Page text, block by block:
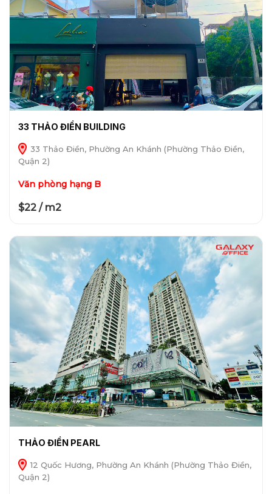
33 THẢO ĐIỀN BUILDING
33 Thảo Điền, Phường An Khánh (Phường Thảo Điền,
Quận 2)
Văn phòng hạng B
$22 / m2
THẢO ĐIỀN PEARL
12 Quốc Hương, Phường An Khánh (Phường Thảo Điền,
Quận 2)